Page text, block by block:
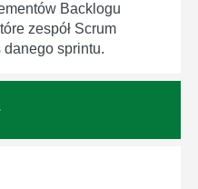
Backlogu
zespół Scrum
sprintu.